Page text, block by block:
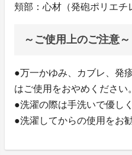
頬部：心材（発砲ポリエチ
～ご使用上のご注意～
●万一かゆみ、カブレ、発
はご使用をおやめください。
●洗濯の際は手洗いで優し
●洗濯してからの使用をお